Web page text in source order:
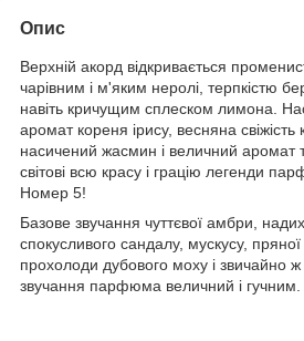
Опис
Верхній акорд відкривається
чарівним і м'яким неролі, терпкістю
навіть кричущим сплеском лимона.
аромат кореня ірису, весняна свіжість
насичений жасмин і величний аромат
світові всю красу і грацію легенди
Номер 5!
Базове звучання чуттєвої амбри,
спокусливого сандалу, мускусу,
прохолоди дубового моху і звичайно
звучання парфюма величний і гучним.